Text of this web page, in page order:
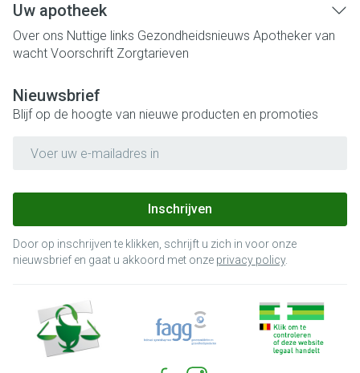
Uw apotheek
Over ons Nuttige links Gezondheidsnieuws Apotheker van
wacht Voorschrift Zorgtarieven
Nieuwsbrief
Blijf op de hoogte van nieuwe producten en promoties
Inschrijven
Door op inschrijven te klikken, schrijft u zich in voor onze
nieuwsbrief en gaat u akkoord met onze privacy policy.